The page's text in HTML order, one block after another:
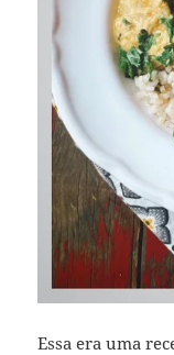
Essa era uma